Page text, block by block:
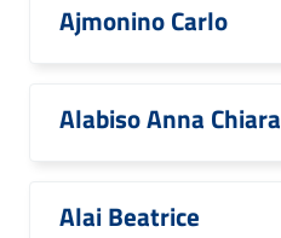
Ajmonino Carlo
Alabiso Anna Chiara
Alai Beatrice